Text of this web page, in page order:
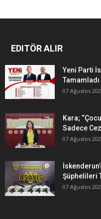
EDITÖR ALIR
Yeni Parti
Tamamladı
07 Ağustos
Kara;
Sadece
07 Ağustos
Şüphelileri
07 Ağustos